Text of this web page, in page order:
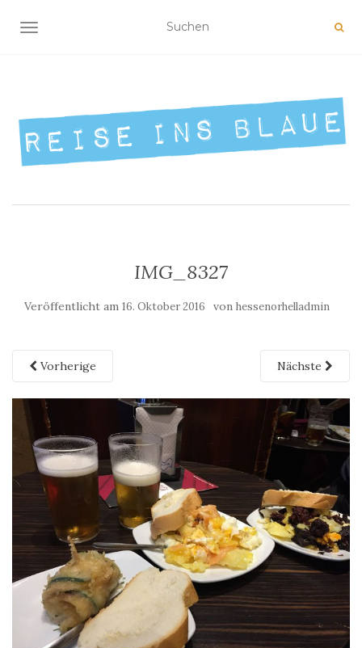
NAVIGATION UMSCHALTEN
IMG_8327
Veröffentlicht am 16. Oktober 2016 von hessenorhelladmin
Vorherige Nächste